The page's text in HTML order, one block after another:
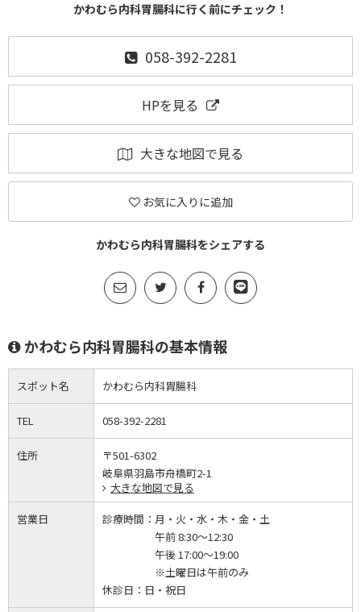
かわむら内科胃腸科に行く前にチェック！
058-392-2281
HPを見る
大きな地図で見る
お気に入りに追加
かわむら内科胃腸科をシェアする
かわむら内科胃腸科の基本情報
スポット名 かわむら内科胃腸科
TEL 058-392-2281
住所
〒501-6302
岐阜県羽島市舟橋町2-1
大きな地図で見る
営業日 診療時間： 月・火・水・木・金・土
午前 8:30～12:30
午後 17:00～19:00
※土曜日は午前のみ
休診日： 日・祝日